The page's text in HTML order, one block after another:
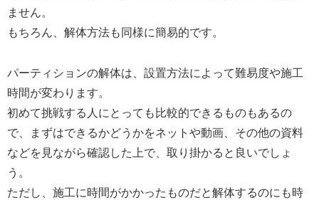
ません。
もちろん、解体方法も同様に簡易的です。
パーティションの解体は、設置方法によって難易度や施工
時間が変わります。
初めて挑戦する人にとっても比較的できるものもあるの
で、まずはできるかどうかをネットや動画、その他の資料
などを見ながら確認した上で、取り掛かると良いでしょ
う。
ただし、施工に時間がかかったものだと解体するのにも時